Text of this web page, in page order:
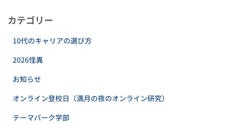
カテゴリー
10代のキャリアの選び方
2026怪異
お知らせ
オンライン登校日（満月の夜のオンライン研究）
テーマパーク学部